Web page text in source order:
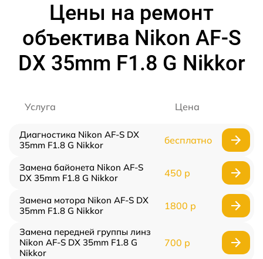
Цены на ремонт
объектива Nikon AF-S
DX 35mm F1.8 G Nikkor
Услуга Цена
Диагностика Nikon AF-S DX
35mm F1.8 G Nikkor
бесплатно
Замена байонета Nikon AF-S
DX 35mm F1.8 G Nikkor
450 р
Замена мотора Nikon AF-S DX
35mm F1.8 G Nikkor
1800 р
Замена передней группы линз
Nikon AF-S DX 35mm F1.8 G
Nikkor
700 р